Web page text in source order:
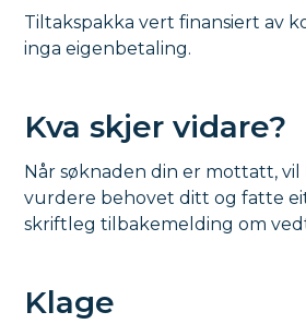
Tiltakspakka vert finansiert av
inga eigenbetaling.
Kva skjer vidare?
Når søknaden din er mottatt,
vurdere behovet ditt og fatte
skriftleg tilbakemelding om
Klage